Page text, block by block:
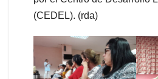
(CEDEL). (rda)